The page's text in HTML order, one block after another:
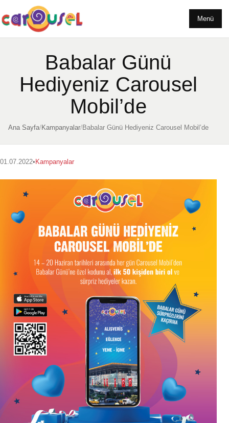
Menü
Babalar Günü
Hediyeniz Carousel
Mobil’de
Ana Sayfa/Kampanyalar/Babalar Günü Hediyeniz Carousel Mobil’de
01.07.2022• Kampanyalar